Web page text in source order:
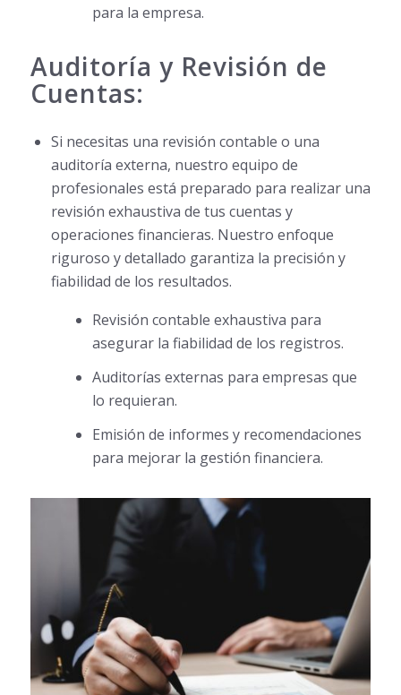
para la empresa.
Auditoría y Revisión de
Cuentas:
Si necesitas una revisión contable o una
auditoría externa, nuestro equipo de
profesionales está preparado para realizar una
revisión exhaustiva de tus cuentas y
operaciones financieras. Nuestro enfoque
riguroso y detallado garantiza la precisión y
fiabilidad de los resultados.
Revisión contable exhaustiva para
asegurar la fiabilidad de los registros.
Auditorías externas para empresas que
lo requieran.
Emisión de informes y recomendaciones
para mejorar la gestión financiera.